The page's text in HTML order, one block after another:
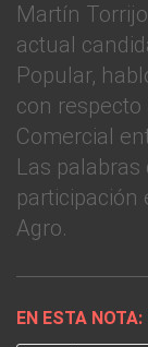
Martín
actual
Popular,
con
Comercial
Las
participación
Agro.
EN ESTA NOTA: